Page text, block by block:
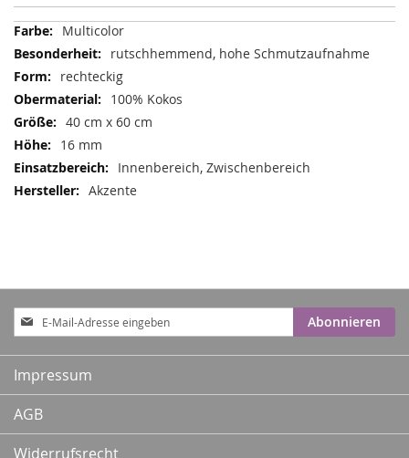
Mehr
Informationen
Multicolor
rutschhemmend, hohe Schmutzaufnahme
rechteckig
100% Kokos
40 cm x 60 cm
16 mm
Innenbereich, Zwischenbereich
Akzente
Anmeldung
zum
Newsletter:
Abonnieren
Impressum
AGB
Widerrufsrecht